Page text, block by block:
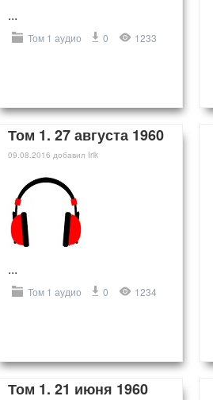
...
Том 1 аудио 0 1233
Том 1. 27 августа 1960
09.08.2016 добавил Irik
...
Том 1 аудио 0 1234
Том 1. 21 июня 1960